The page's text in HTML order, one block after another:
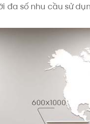
đa số nhu cầu sử